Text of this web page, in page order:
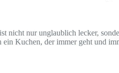
nicht nur unglaublich lecker,
Kuchen, der immer geht und